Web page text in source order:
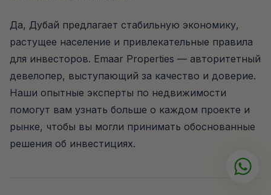
Да, Дубай предлагает стабильную экономику,
растущее население и привлекательные правила
для инвесторов. Emaar Properties — авторитетный
девелопер, выступающий за качество и доверие.
Наши опытные эксперты по недвижимости
помогут вам узнать больше о каждом проекте и
рынке, чтобы вы могли принимать обоснованные
решения об инвестициях.